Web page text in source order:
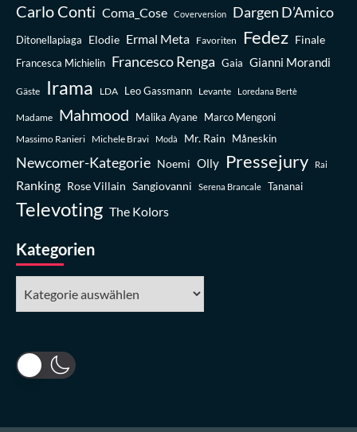
Carlo Conti Coma_Cose Coverversion Dargen D’Amico
Ditonellapiaga Elodie Ermal Meta Favoriten Fedez Finale
Francesca Michielin Francesco Renga Gaia Gianni Morandi
Gäste Irama LDA Leo Gassmann Levante Loredana Bertè
Madame Mahmood Malika Ayane Marco Mengoni
Massimo Ranieri Michele Bravi Modà Mr. Rain Måneskin
Newcomer-Kategorie Noemi Olly Pressejury Rai
Ranking Rose Villain Sangiovanni Serena Brancale Tananai
Televoting The Kolors
Kategorien